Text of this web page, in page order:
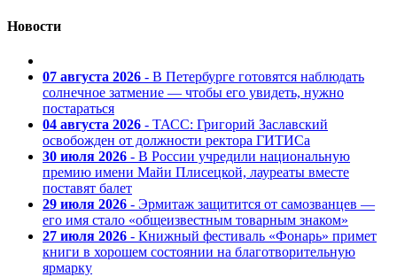
Новости
07 августа 2026 - В Петербурге готовятся наблюдать
солнечное затмение — чтобы его увидеть, нужно
постараться
04 августа 2026 - ТАСС: Григорий Заславский
освобожден от должности ректора ГИТИСа
30 июля 2026 - В России учредили национальную
премию имени Майи Плисецкой, лауреаты вместе
поставят балет
29 июля 2026 - Эрмитаж защитится от самозванцев —
его имя стало «общеизвестным товарным знаком»
27 июля 2026 - Книжный фестиваль «Фонарь» примет
книги в хорошем состоянии на благотворительную
ярмарку